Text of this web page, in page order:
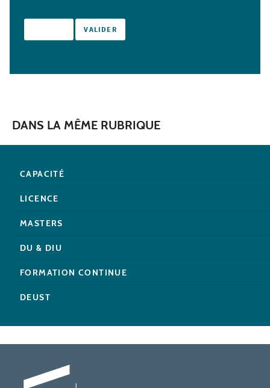
DANS LA MÊME RUBRIQUE
CAPACITÉ
LICENCE
MASTERS
DU & DIU
FORMATION CONTINUE
DEUST